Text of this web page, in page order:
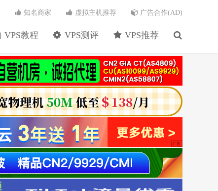
VPS教程 VPS测评 VPS推荐
知名商家 虚拟主机推荐 广告合作(AD)